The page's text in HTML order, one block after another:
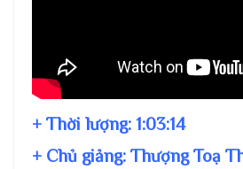
+ Thời lượng: 1:03:14
+ Chủ giảng: Thượng Toạ